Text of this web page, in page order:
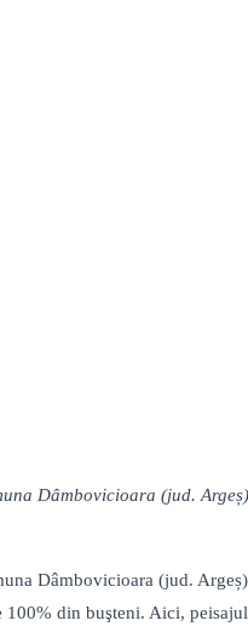
Dâmbovicioara (jud.
Dâmbovicioara (jud.
din buşteni. Aici,